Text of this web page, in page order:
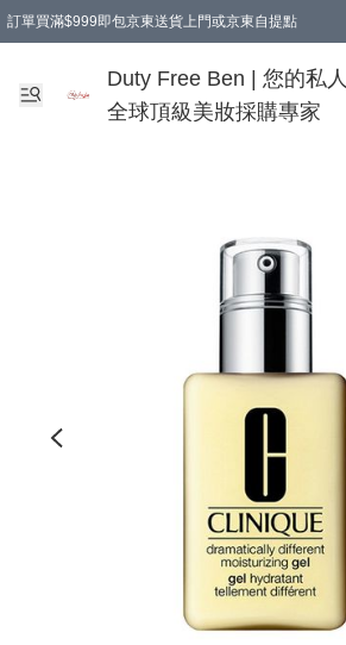
訂單買滿$999即包京東送貨上門或京東自提點
Duty Free Ben | 您的私人
全球頂級美妝採購專家